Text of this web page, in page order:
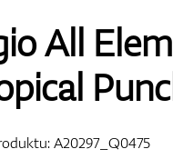
All
A20297_Q0475